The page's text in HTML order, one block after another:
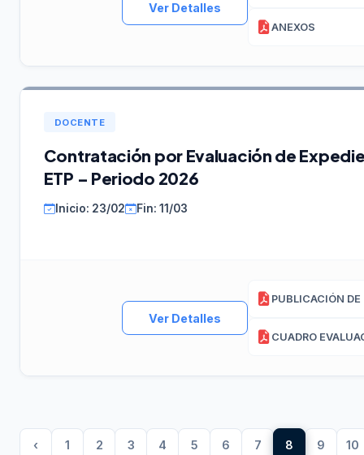
Ver Detalles
ANEXOS
DOCENTE
Contratación por Evaluación de
ETP – Periodo 2026
Inicio: 23/02 Fin: 11/03
Ver Detalles
‹ 1 2 3 4 5 6 7 8 9 10